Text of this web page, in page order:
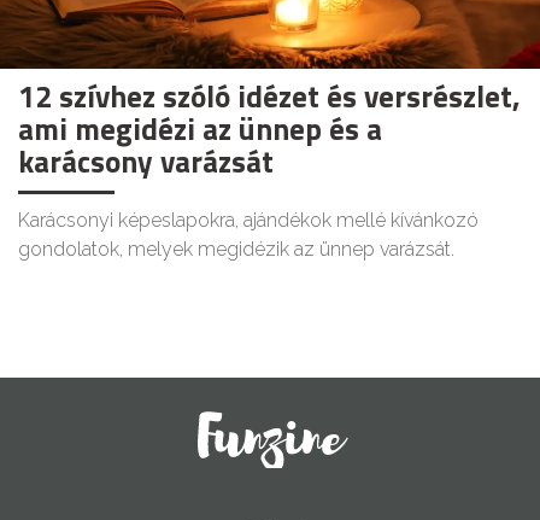
12 szívhez szóló idézet és versrészlet,
ami megidézi az ünnep és a
karácsony varázsát
Karácsonyi képeslapokra, ajándékok mellé kívánkozó
gondolatok, melyek megidézik az ünnep varázsát.